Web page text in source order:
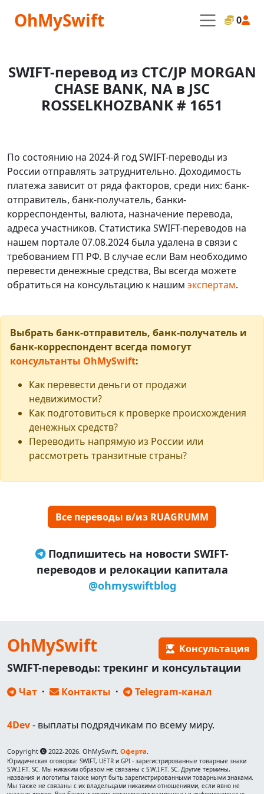
OhMySwift 0
SWIFT-перевод из CTC/JP MORGAN
CHASE BANK, NA в JSC
ROSSELKHOZBANK # 1651
По состоянию на 2024-й год SWIFT-переводы из
России отправлять затруднительно. Доходимость
платежа зависит от ряда факторов, среди них: банк-
отправитель, банк-получатель, банки-
корреспонденты, валюта, назначение перевода,
адреса участников. Статистика SWIFT-переводов на
нашем портале 07.08.2024 была удалена в связи с
требованием ГП РФ. В случае если Вам необходимо
перевести денежные средства, Вы всегда можете
обратиться на консультацию к нашим экспертам.
Выбрать банк-отправитель, банк-получатель и
банк-корреспондент всегда помогут
консультанты OhMySwift:
Как перевести деньги от продажи
недвижимости?
Как подготовиться к проверке происхождения
денежных средств?
Переводить напрямую из России или
рассмотреть транзитные страны?
Все переводы в/из RUAGRUMM
Подпишитесь на новости SWIFT-
переводов и релокации капитала
@ohmyswiftblog
OhMySwift Консультация
SWIFT-переводы: трекинг и консультации
Чат · Контакты · Telegram-канал
4Dev- выплаты подрядчикам по всему миру.
Copyright 2022-2026. OhMySwift. Оферта.
Юридическая оговорка: SWIFT, UETR и GPI - зарегистрированные товарные знаки
S.W.I.F.T. SC. Мы никаким образом не связаны с S.W.I.F.T. SC. Другие термины,
названия и логотипы также могут быть зарегистрированными товарными знаками.
Мы также не связаны с их владельцами никакими отношениями, если явно не